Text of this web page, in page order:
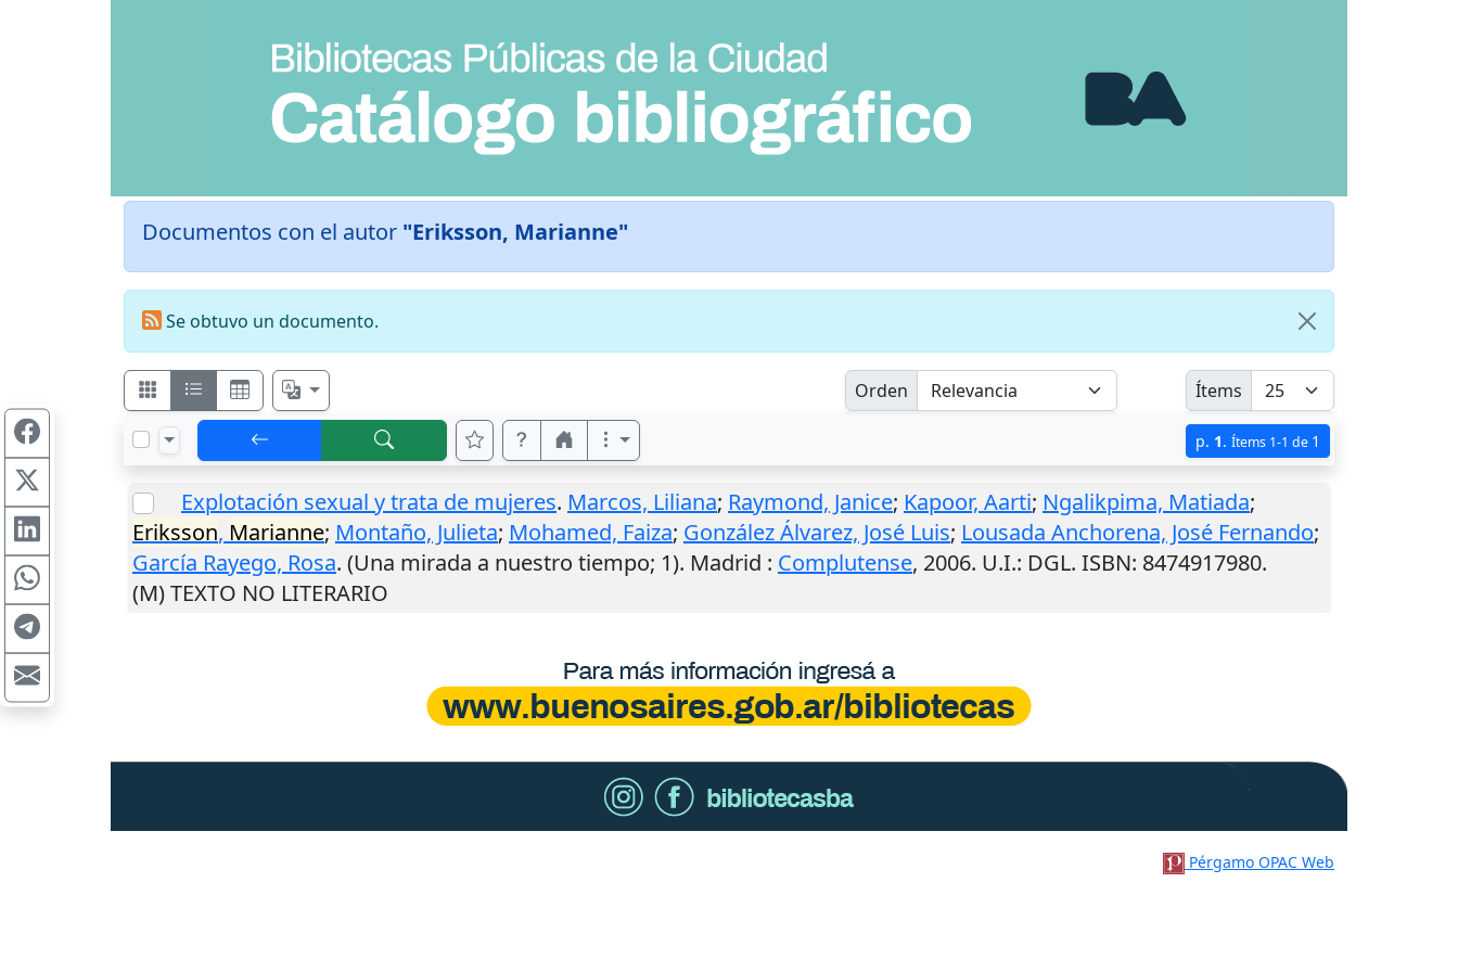
Documentos con el autor "Eriksson, Marianne"
Se obtuvo un documento.
Orden Ítems
p. 1. Ítems 1-1 de 1
Explotación sexual y trata de mujeres. Marcos, Liliana; Raymond, Janice; Kapoor, Aarti; Ngalikpima, Matiada;
Eriksson, Marianne; Montaño, Julieta; Mohamed, Faiza; González Álvarez, José Luis; Lousada Anchorena, José Fernando;
García Rayego, Rosa. (Una mirada a nuestro tiempo; 1). Madrid : Complutense, 2006. U.I.: DGL. ISBN: 8474917980.
(M) TEXTO NO LITERARIO
Pérgamo OPAC Web